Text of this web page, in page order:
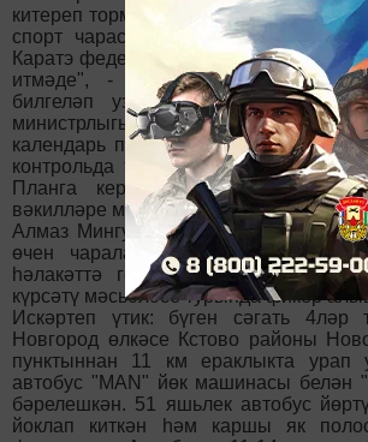
китереп тормышка ашырыла. Санкт-
спорт чарасы исә әлеге планга
Каратэ федерациясе министрлыкка
итмәде", - дип сөйләде министр
билгеләп узганча, ТР Яшьләр
министрлыгы республика
календарь планына кертелгән
контрольда тота һәм бу
Планга кертелмәгән ярышлар
вәкилләре министрлыкка хәбәр итәргә
Алмаз Мингулов киләчәктә бу төр
өчен чаралар күреләчәге
һәлакәттә гомере өзелгәннәрнең
күрсәтү мәсьәләсе турында фикер
Искәртеп үтик: бүген сәгать 4ләр
Новгород өлкәсе Кстово районы
пунктыннан 11 км ераклыкта урап
автобус "МAN" йөк машинасы белән
бәрелешкән. 51 яшьлек автобус
йоклап киткән һәм каршы як